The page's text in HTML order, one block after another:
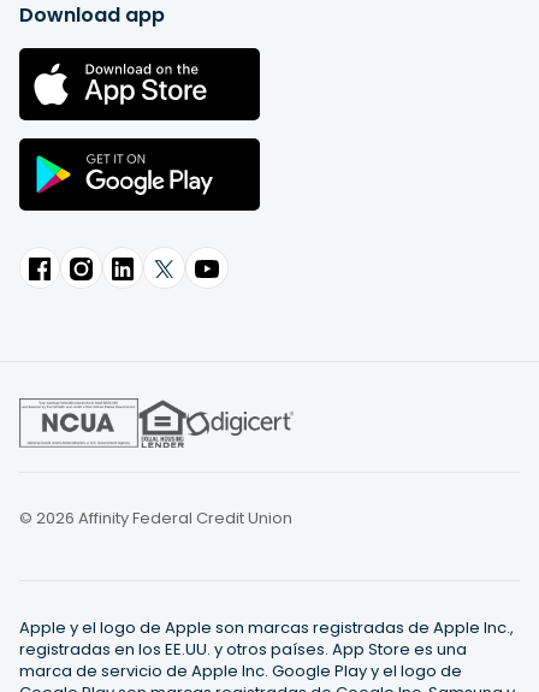
Download app
© 2026 Affinity Federal Credit Union
Apple y el logo de Apple son marcas registradas de Apple Inc.,
registradas en los EE.UU. y otros países. App Store es una
marca de servicio de Apple Inc. Google Play y el logo de